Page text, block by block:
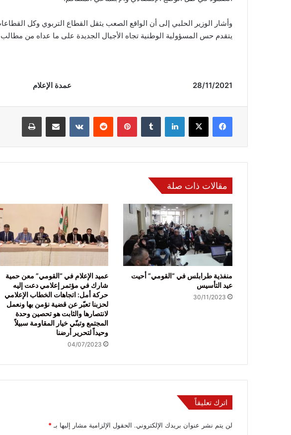
وأشار الوزير الحلبي إلى أن الواقع الصعب يثقل القطاع التربوي وكل
يتقدم حس المسؤولية الوطنية تجاه الأجيال الجديدة على ما عداه من مطالب
28/11/2021 عمدة الإعلام
فيسبوك لينكدإن بينتيريست
مقالات ذات صلة
منفذية طرابلس في “القومي” أحيت
عيد التأسيس
30/11/2023
عميد الإعلام في “القومي” معن حمية
شارك في مؤتمر إعلامي دعت إليه
حركة أمل: اتجاهات الخطاب الإعلامي
لحزبنا تعبّر عن قضية نؤمن بها ونعمل
لانتصارها والثابت هو تحصين وحدة
المجتمع وتبنّي خيار المقاومة سبيلاً
وحيداً لتحرير أرضنا
04/07/2023
اترك تعليقاً
لن يتم نشر عنوان بريدك الإلكتروني. الحقول الإلزامية مشار إليها بـ *